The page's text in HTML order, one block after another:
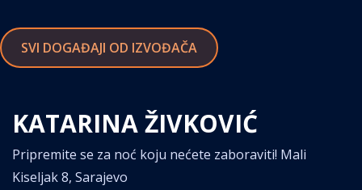
KATARINA ŽIVKOVIĆ
Pripremite se za noć koju nećete zaboraviti! Mali
Kiseljak 8, Sarajevo
SVI DOGAĐAJI OD IZVOĐAČA